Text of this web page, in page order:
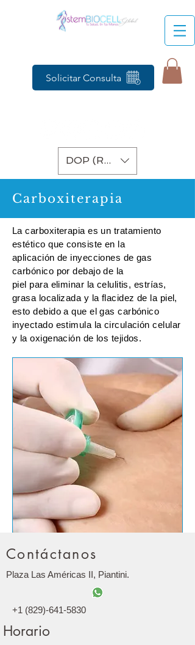
Solicitar Consulta
DOP (RD$)
Carboxiterapia
La carboxiterapia es un tratamiento
estético que consiste en la
aplicación de inyecciones de gas
carbónico por debajo de la
piel para eliminar la celulitis, estrías,
grasa localizada y la flacidez de la piel,
esto debido a que el gas carbónico
inyectado estimula la circulación celular
y la oxigenación de los tejidos.
Contáctanos
Plaza Las Américas II, Piantini.
+1 (829)-641-5830
Horario